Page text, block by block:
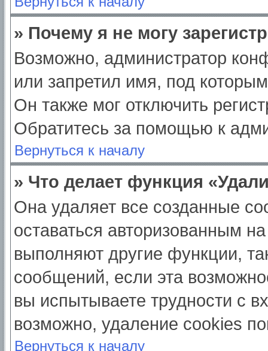
» Почему я не могу
Возможно, администратор
или запретил имя, под
Он также мог отключить
Обратитесь за помощью к
Вернуться к началу
» Что делает функция
Она удаляет все созданные
оставаться авторизованным
выполняют другие функции,
сообщений, если эта
вы испытываете трудности с
возможно, удаление cookies
Вернуться к началу